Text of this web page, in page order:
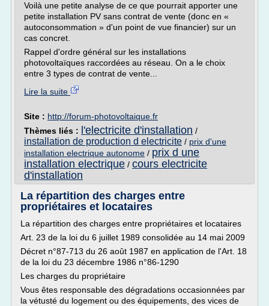
Voilà une petite analyse de ce que pourrait apporter une
petite installation PV sans contrat de vente (donc en «
autoconsommation » d'un point de vue financier) sur un
cas concret.
Rappel d'ordre général sur les installations
photovoltaïques raccordées au réseau. On a le choix
entre 3 types de contrat de vente...
Lire la suite
Site : http://forum-photovoltaique.fr
Thèmes liés :
l'electricite d'installation /
installation de production d electricite / prix d'une
installation electrique autonome / prix d une
installation electrique / cours electricite
d'installation
La répartition des charges entre
propriétaires et locataires
La répartition des charges entre propriétaires et locataires
Art. 23 de la loi du 6 juillet 1989 consolidée au 14 mai 2009
Décret n°87-713 du 26 août 1987 en application de l'Art. 18
de la loi du 23 décembre 1986 n°86-1290
Les charges du propriétaire
Vous êtes responsable des dégradations occasionnées par
la vétusté du logement ou des équipements, des vices de